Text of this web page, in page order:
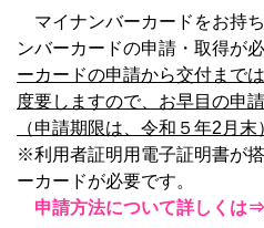
マイナンバーカードをお持
ンバーカードの申請・取得が必
ーカードの申請から交付まで
度要しますので、お早目の申
（申請期限は、令和５年2月末
※利用者証明用電子証明書が
ーカードが必要です。
申請方法について詳しくは⇒